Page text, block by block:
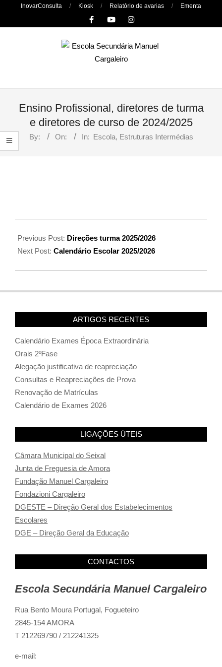
InovarConsulta Kiosk Relatório de avarias Ementa
Primary
Ensino Profissional, diretores de turma
e diretores de curso de 2024/2025
By: On: In: Escola, Estruturas Intermédias
Previous Post: Direções turma 2025/2026
Next Post: Calendário Escolar 2025/2026
ARTIGOS RECENTES
Calendário Exames Época Extraordinária
Orais 2ºFase
Alegação justificativa de reapreciação
Consultas e Reapreciações de Prova
Renovação de Matrículas
Calendário de Exames 2026
LIGAÇÕES ÚTEIS
Câmara Municipal do Seixal
Junta de Freguesia de Amora
Fundação Manuel Cargaleiro
Fondazioni Cargaleiro
DGESTE – Direção Geral dos Estabelecimentos
Escolares
DGE – Direção Geral da Educação
CONTACTOS
Escola Secundária Manuel Cargaleiro
Rua Bento Moura Portugal, Fogueteiro
2845-154 AMORA
T 212269790 / 212241325
e-mail: